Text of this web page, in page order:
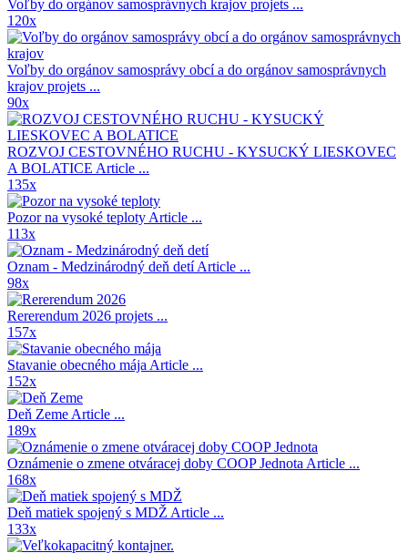
Voľby do orgánov samosprávnych krajov projets ...
120x
Voľby do orgánov samosprávy obcí a do orgánov samosprávnych
krajov projets ...
90x
ROZVOJ CESTOVNÉHO RUCHU - KYSUCKÝ LIESKOVEC
A BOLATICE Article ...
135x
Pozor na vysoké teploty Article ...
113x
Oznam - Medzinárodný deň detíArticle ...
98x
Rererendum 2026 projets ...
157x
Stavanie obecného mája Article ...
152x
Deň Zeme Article ...
189x
Oznámenie o zmene otváracej doby COOP Jednota Article ...
168x
Deň matiek spojený s MDŽ Article ...
133x